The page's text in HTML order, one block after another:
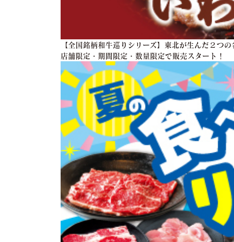
【全国銘柄和牛巡りシリーズ】東北が生んだ２つ
店舗限定・期間限定・数量限定で販売スタート！